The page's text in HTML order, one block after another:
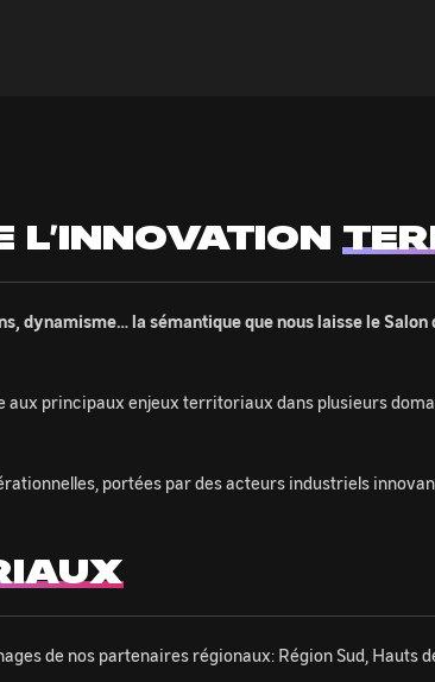
la sémantique que nous laisse le Salon
principaux enjeux territoriaux dans plusieurs
portées par des acteurs industriels
de nos partenaires régionaux: Région Sud, Hauts